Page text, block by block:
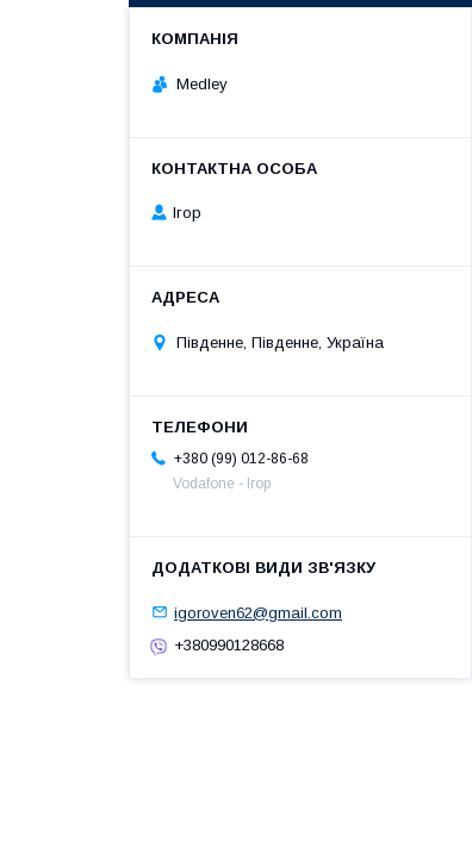
Medley
Ігор
Південне, Південне, Україна
+380 (99) 012-86-68
Vodafone - Ігор
igoroven62@gmail.com
+380990128668